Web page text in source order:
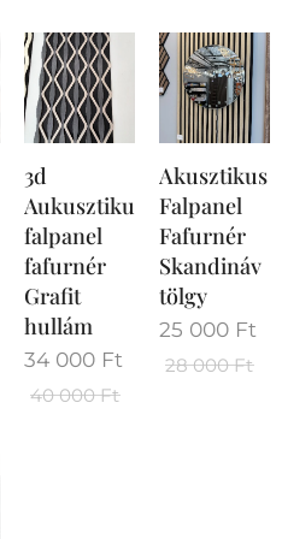
3d
Aukusztikus
falpanel
fafurnér
Grafit
hullám
34 000 Ft
40 000Ft
Akusztikus
Falpanel
Fafurnér
Skandináv
tölgy
25 000 Ft
28 000Ft